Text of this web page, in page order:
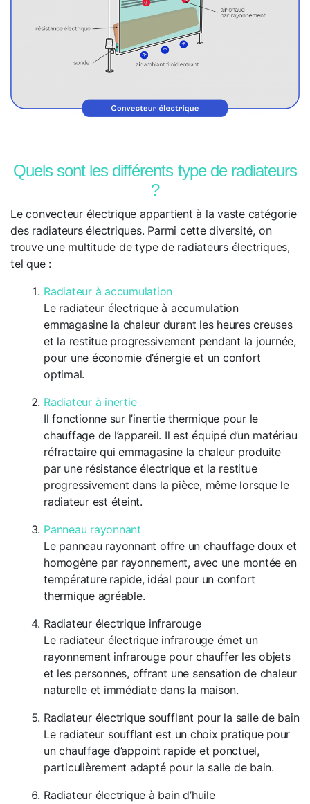
Quels sont les différents type de radiateurs
?
Le convecteur électrique appartient à la vaste catégorie
des radiateurs électriques. Parmi cette diversité, on
trouve une multitude de type de radiateurs électriques,
tel que :
Radiateur à accumulation
Le radiateur électrique à accumulation
emmagasine la chaleur durant les heures creuses
et la restitue progressivement pendant la journée,
pour une économie d’énergie et un confort
optimal.
Radiateur à inertie
Il fonctionne sur l’inertie thermique pour le
chauffage de l’appareil. Il est équipé d’un matériau
réfractaire qui emmagasine la chaleur produite
par une résistance électrique et la restitue
progressivement dans la pièce, même lorsque le
radiateur est éteint.
Panneau rayonnant
Le panneau rayonnant offre un chauffage doux et
homogène par rayonnement, avec une montée en
température rapide, idéal pour un confort
thermique agréable.
Radiateur électrique infrarouge
Le radiateur électrique infrarouge émet un
rayonnement infrarouge pour chauffer les objets
et les personnes, offrant une sensation de chaleur
naturelle et immédiate dans la maison.
Radiateur électrique soufflant pour la salle de bain
Le radiateur soufflant est un choix pratique pour
un chauffage d’appoint rapide et ponctuel,
particulièrement adapté pour la salle de bain.
Radiateur électrique à bain d’huile